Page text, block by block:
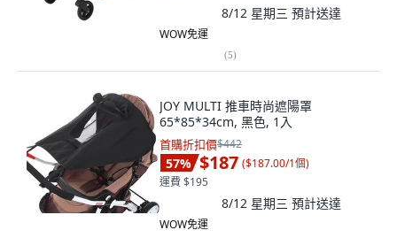
8/12 星期三 預計送達
WOW免運
(5)
JOY MULTI 推車時尚遮陽罩
65*85*34cm, 黑色, 1入
首購折扣價$442
57% $187 ($187.00/1個)
運費 $195
8/12 星期三 預計送達
WOW免運